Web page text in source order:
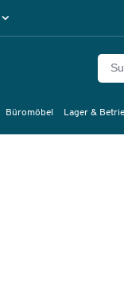
Büromöbel Lager &